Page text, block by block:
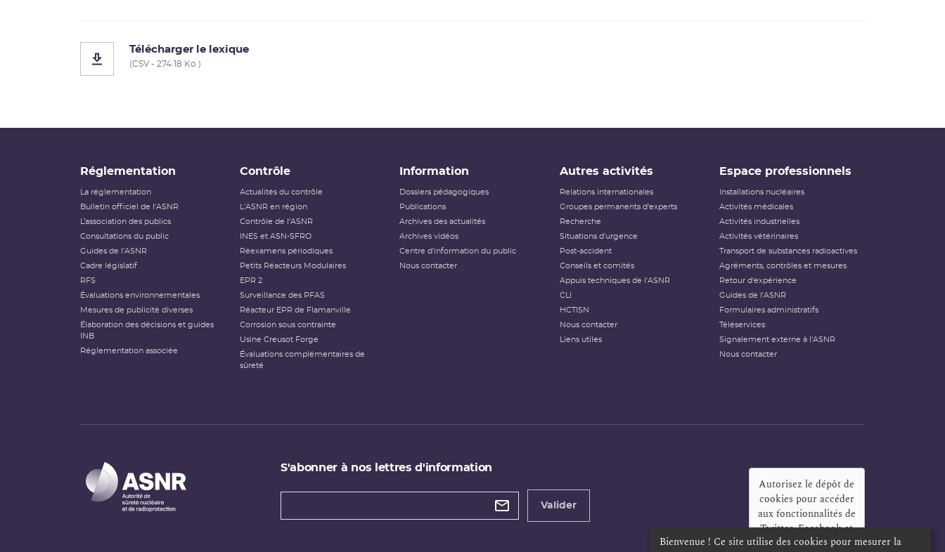
Télécharger le lexique
(CSV - 274.18 Ko )
Réglementation
La réglementation
Bulletin officiel de l'ASNR
L’association des publics
Consultations du public
Guides de l'ASNR
Cadre législatif
RFS
Évaluations environnementales
Mesures de publicité diverses
Élaboration des décisions et guides
INB
Réglementation associée
Contrôle
Actualités du contrôle
L'ASNR en région
Contrôle de l'ASNR
INES et ASN-SFRO
Réexamens périodiques
Petits Réacteurs Modulaires
EPR 2
Surveillance des PFAS
Réacteur EPR de Flamanville
Corrosion sous contrainte
Usine Creusot Forge
Évaluations complémentaires de
sûreté
Information
Dossiers pédagogiques
Publications
Archives des actualités
Archives vidéos
Centre d'information du public
Nous contacter
Autres activités
Relations internationales
Groupes permanents d'experts
Recherche
Situations d'urgence
Post-accident
Conseils et comités
Appuis techniques de l'ASNR
CLI
HCTISN
Nous contacter
Liens utiles
Espace professionnels
Installations nucléaires
Activités médicales
Activités industrielles
Activités vétérinaires
Transport de substances radioactives
Agréments, contrôles et mesures
Retour d'expérience
Guides de l'ASNR
Formulaires administratifs
Téléservices
Signalement externe à l'ASNR
Nous contacter
S'abonner à nos lettres d'information
Valider
Autorisez le dépôt de
cookies pour accéder
aux fonctionnalités de
Twitter, Facebook et
LinkedIn?
Bienvenue ! Ce site utilise des cookies pour mesurer la